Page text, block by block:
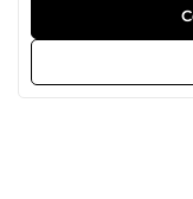
combine la
(automatisation, IA
travail propre,
clients, tri de